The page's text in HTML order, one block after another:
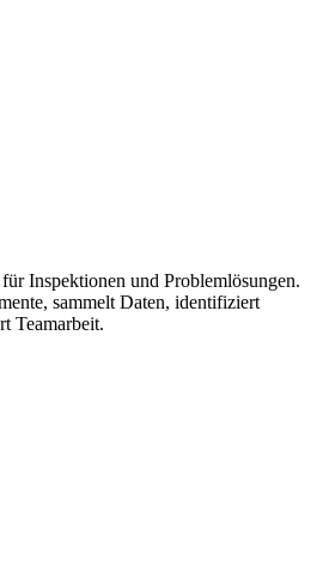
Inspektionen und Problemlösungen.
sammelt Daten, identifiziert
Teamarbeit.